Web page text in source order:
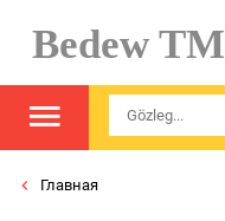
Bedew TM
Главная